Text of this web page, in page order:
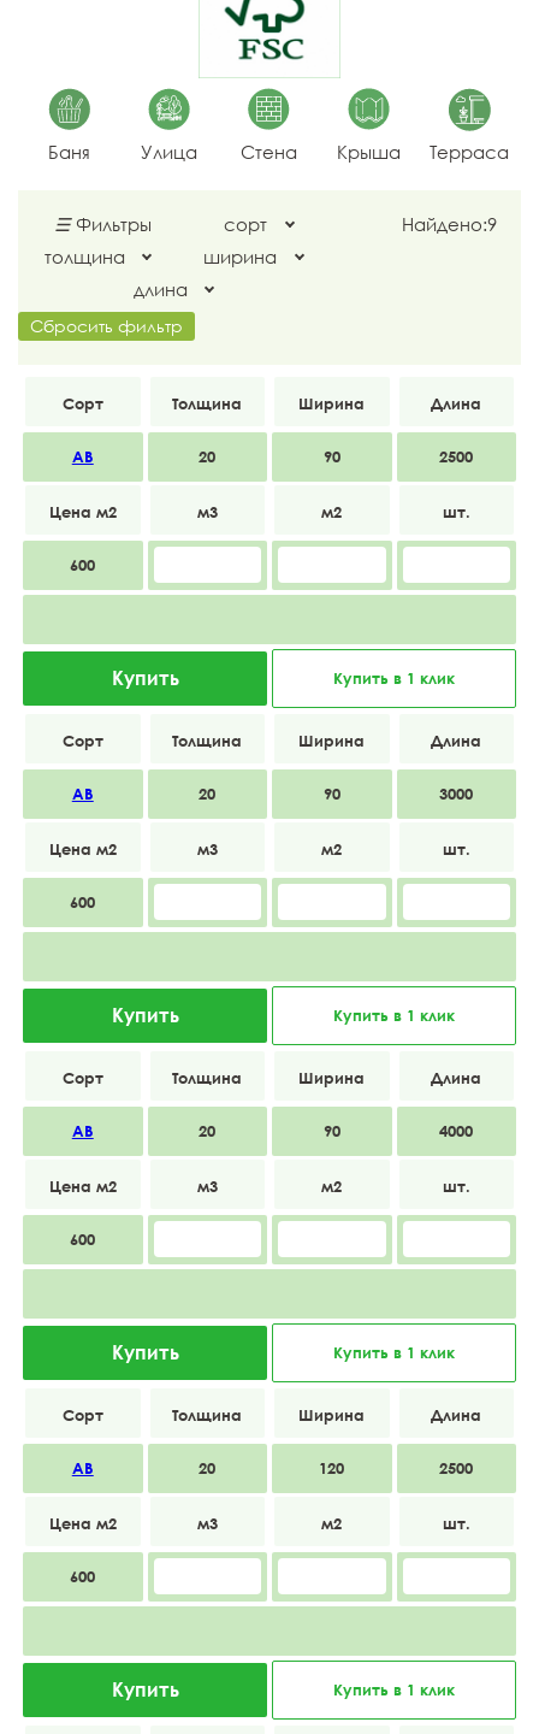
Баня Улица Стена Крыша Терраса
☰ Фильтры
сорт
толщина
ширина
длина
Найдено:9
Сбросить фильтр
АВ 20 90 2500
600
Купить Купить в 1 клик
АВ 20 90 3000
600
Купить Купить в 1 клик
АВ 20 90 4000
600
Купить Купить в 1 клик
АВ 20 120 2500
600
Купить Купить в 1 клик